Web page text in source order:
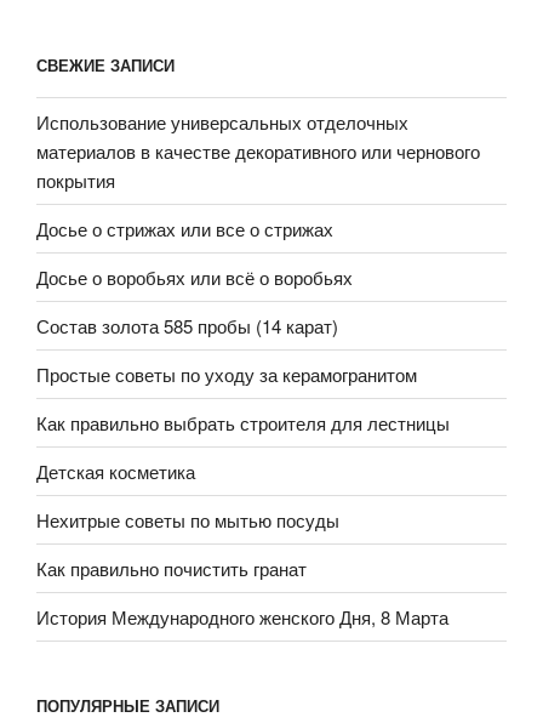
СВЕЖИЕ ЗАПИСИ
Использование универсальных отделочных
материалов в качестве декоративного или чернового
покрытия
Досье о стрижах или все о стрижах
Досье о воробьях или всё о воробьях
Состав золота 585 пробы (14 карат)
Простые советы по уходу за керамогранитом
Как правильно выбрать строителя для лестницы
Детская косметика
Нехитрые советы по мытью посуды
Как правильно почистить гранат
История Международного женского Дня, 8 Марта
ПОПУЛЯРНЫЕ ЗАПИСИ